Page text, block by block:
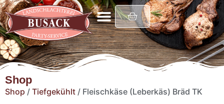
Shop
Shop / Tiefgekühlt / Fleischkäse (Leberkäs) Bräd TK